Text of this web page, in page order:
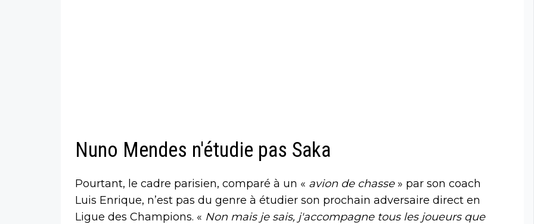
Nuno Mendes n'étudie pas Saka
Pourtant, le cadre parisien, comparé à un « avion de chasse» par son coach
Luis Enrique, n’est pas du genre à étudier son prochain adversaire direct en
Ligue des Champions. « Non mais je sais, j'accompagne tous les joueurs que